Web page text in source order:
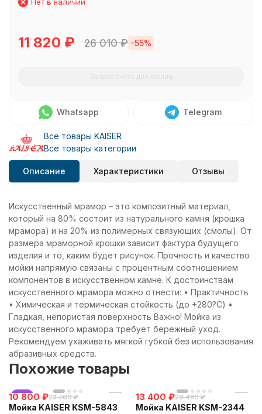
11 820 ₽ 26 010₽ -55%
Whatsapp Telegram
Все товары KAISER
Все товары категории
Описание Характеристики Отзывы
Искусственный мрамор – это композитный материал,
который на 80% состоит из натурального камня (крошка
мрамора) и на 20% из полимерных связующих (смолы). От
размера мраморной крошки зависит фактура будущего
изделия и то, каким будет рисунок. Прочность и качество
мойки напрямую связаны с процентным соотношением
компонентов в искусственном камне. К достоинствам
искусственного мрамора можно отнести: • Практичность
• Химическая и термическая стойкость (до +280?С) •
Гладкая, непористая поверхность Важно! Мойка из
искусственного мрамора требует бережный уход.
Рекомендуем ухаживать мягкой губкой без использования
абразивных средств.
Похожие товары
хит
10 800 ₽23 760 ₽
Мойка KAISER KSM-5843
13 400 ₽29 480 ₽
Мойка KAISER KSM-2344